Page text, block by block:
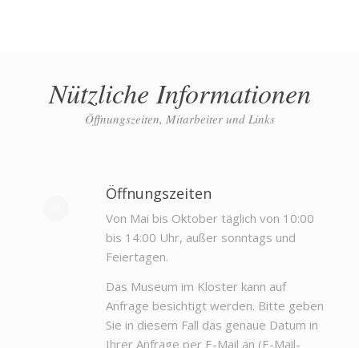
Nützliche Informationen
Öffnungszeiten, Mitarbeiter und Links
Öffnungszeiten
Von Mai bis Oktober täglich von 10:00
bis 14:00 Uhr, außer sonntags und
Feiertagen.
Das Museum im Kloster kann auf
Anfrage besichtigt werden. Bitte geben
Sie in diesem Fall das genaue Datum in
Ihrer Anfrage per E-Mail an (E-Mail-